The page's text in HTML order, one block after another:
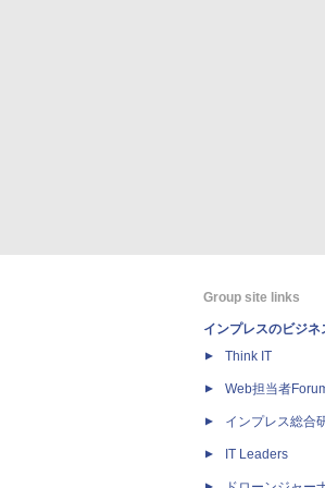
Group site links
インプレスのビジネ
Think IT
Web担当者
インプレス総合
IT Leaders